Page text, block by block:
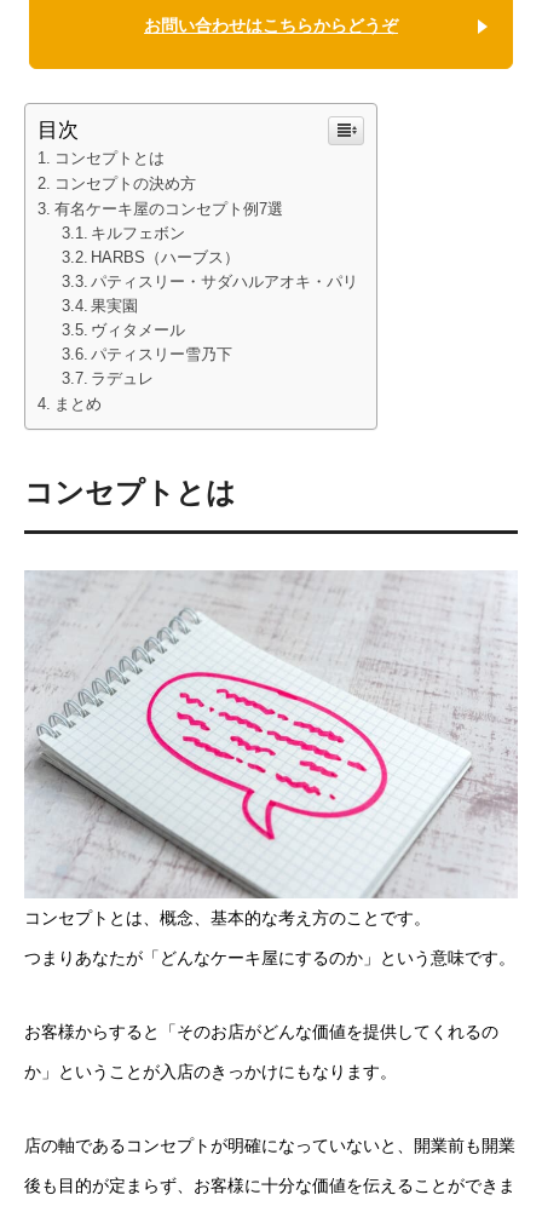
お問い合わせはこちらからどうぞ
目次
コンセプトとは
コンセプトの決め方
有名ケーキ屋のコンセプト例7選
キルフェボン
HARBS（ハーブス）
パティスリー・サダハルアオキ・パリ
果実園
ヴィタメール
パティスリー雪乃下
ラデュレ
まとめ
コンセプトとは
コンセプトとは、概念、基本的な考え方のことです。
つまりあなたが「どんなケーキ屋にするのか」という意味です。
お客様からすると「そのお店がどんな価値を提供してくれるの
か」ということが入店のきっかけにもなります。
店の軸であるコンセプトが明確になっていないと、開業前も開業
後も目的が定まらず、お客様に十分な価値を伝えることができま